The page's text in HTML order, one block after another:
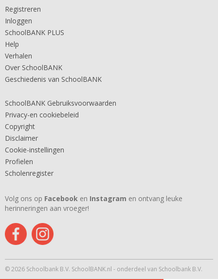
Registreren
Inloggen
SchoolBANK PLUS
Help
Verhalen
Over SchoolBANK
Geschiedenis van SchoolBANK
SchoolBANK Gebruiksvoorwaarden
Privacy-en cookiebeleid
Copyright
Disclaimer
Cookie-instellingen
Profielen
Scholenregister
Volg ons op Facebook en Instagram en ontvang leuke
herinneringen aan vroeger!
© 2026 Schoolbank B.V. SchoolBANK.nl - onderdeel van Schoolbank B.V.